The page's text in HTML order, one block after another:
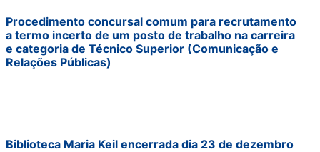
Procedimento concursal comum para recrutamento
a termo incerto de um posto de trabalho na carreira
e categoria de Técnico Superior (Comunicação e
Relações Públicas)
Biblioteca Maria Keil encerrada dia 23 de dezembro